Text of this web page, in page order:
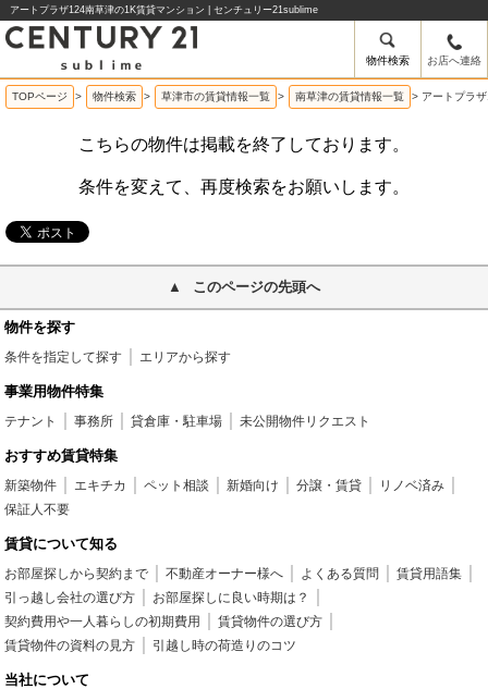
アートプラザ124南草津の1K賃貸マンション | センチュリー21sublime
物件検索 お店へ連絡
TOPページ > 物件検索 > 草津市の賃貸情報一覧 > 南草津の賃貸情報一覧 > アートプラ
こちらの物件は掲載を終了しております。
条件を変えて、再度検索をお願いします。
このページの先頭へ
物件を探す
条件を指定して探す エリアから探す
事業用物件特集
テナント 事務所 貸倉庫・駐車場 未公開物件リクエスト
おすすめ賃貸特集
新築物件 エキチカ ペット相談 新婚向け 分譲・賃貸
リノベ済み
保証人不要
賃貸について知る
お部屋探しから契約まで 不動産オーナー様へ よくある質問
賃貸用語集
引っ越し会社の選び方
お部屋探しに良い時期は？
契約費用や一人暮らしの初期費用
賃貸物件の選び方
賃貸物件の資料の見方
引越し時の荷造りのコツ
当社について